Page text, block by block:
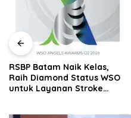
RSBP Batam Naik Kelas,
Raih Diamond Status WSO
untuk Layanan Stroke